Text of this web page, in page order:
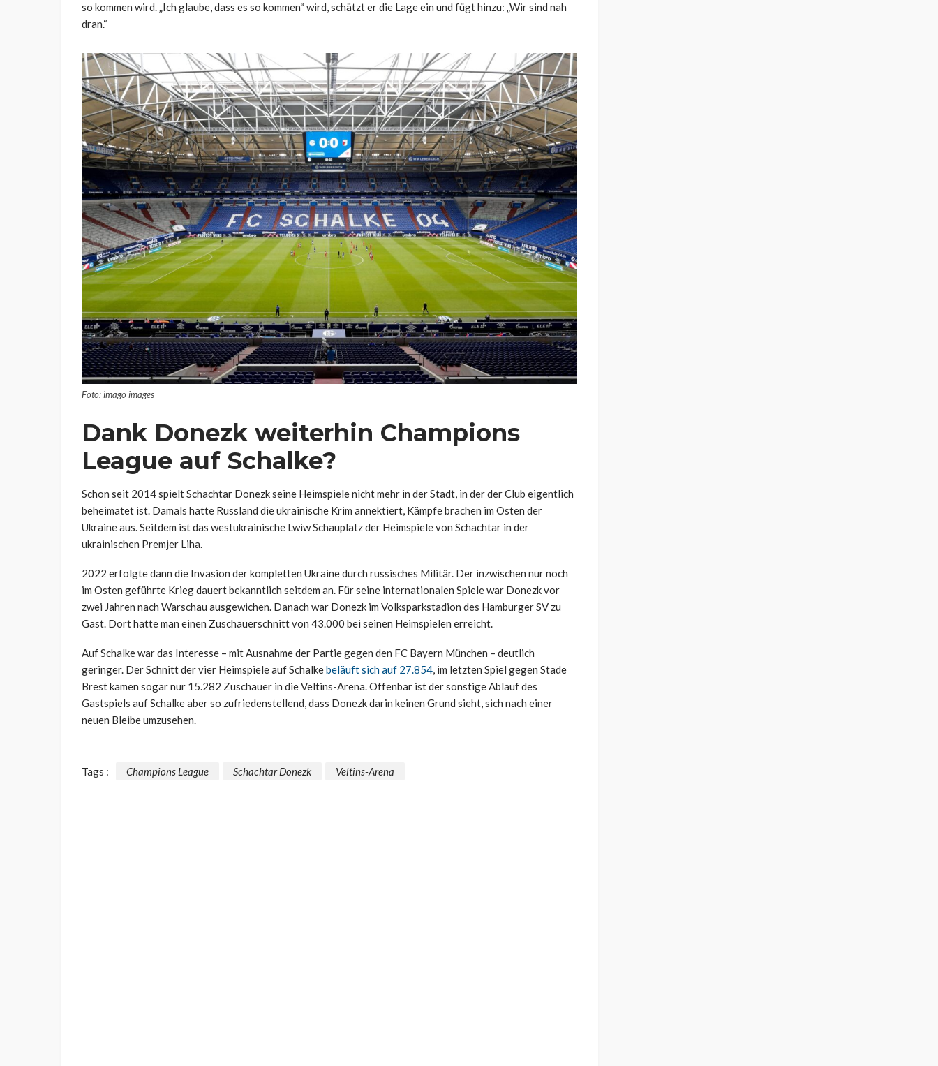
so kommen wird. „Ich glaube, dass es so kommen“ wird, schätzt er die Lage ein und fügt hinzu: „Wir sind nah
dran.“
Foto: imago images
Dank Donezk weiterhin Champions
League auf Schalke?
Schon seit 2014 spielt Schachtar Donezk seine Heimspiele nicht mehr in der Stadt, in der der Club eigentlich
beheimatet ist. Damals hatte Russland die ukrainische Krim annektiert, Kämpfe brachen im Osten der
Ukraine aus. Seitdem ist das westukrainische Lwiw Schauplatz der Heimspiele von Schachtar in der
ukrainischen Premjer Liha.
2022 erfolgte dann die Invasion der kompletten Ukraine durch russisches Militär. Der inzwischen nur noch
im Osten geführte Krieg dauert bekanntlich seitdem an. Für seine internationalen Spiele war Donezk vor
zwei Jahren nach Warschau ausgewichen. Danach war Donezk im Volksparkstadion des Hamburger SV zu
Gast. Dort hatte man einen Zuschauerschnitt von 43.000 bei seinen Heimspielen erreicht.
Auf Schalke war das Interesse – mit Ausnahme der Partie gegen den FC Bayern München – deutlich
geringer. Der Schnitt der vier Heimspiele auf Schalkebeläuft sich auf 27.854, im letzten Spiel gegen Stade
Brest kamen sogar nur 15.282 Zuschauer in die Veltins-Arena. Offenbar ist der sonstige Ablauf des
Gastspiels auf Schalke aber so zufriedenstellend, dass Donezk darin keinen Grund sieht, sich nach einer
neuen Bleibe umzusehen.
Tags : Champions League Schachtar Donezk Veltins-Arena